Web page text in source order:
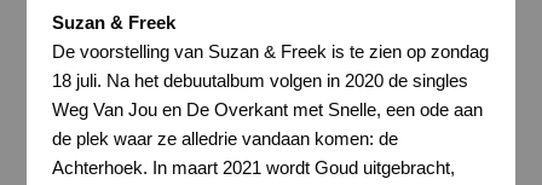
Suzan & Freek
De voorstelling van Suzan & Freek is te zien op zondag
18 juli. Na het debuutalbum volgen in 2020 de singles
Weg Van Jou en De Overkant met Snelle, een ode aan
de plek waar ze alledrie vandaan komen: de
Achterhoek. In maart 2021 wordt Goud uitgebracht,